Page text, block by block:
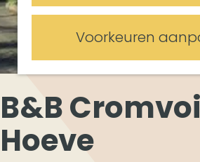
Voorkeuren
g
e
B&B
Hoeve